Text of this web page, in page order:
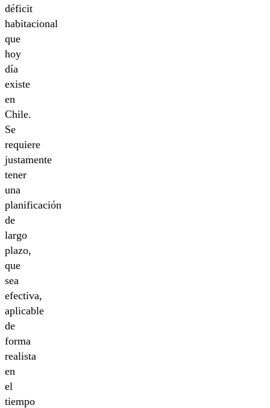
déficit
habitacional
que
hoy
día
existe
en
Chile.
Se
requiere
justamente
tener
una
planificación
de
largo
plazo,
que
sea
efectiva,
aplicable
de
forma
realista
en
el
tiempo